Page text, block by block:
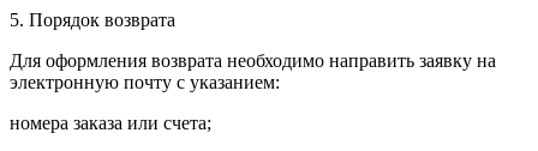
5. Порядок возврата
Для оформления возврата необходимо направить заявку на
электронную почту с указанием:
номера заказа или счета;